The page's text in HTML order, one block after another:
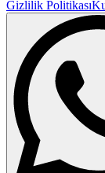
Gizlilik Politikası